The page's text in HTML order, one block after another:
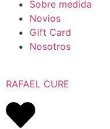
Sobre medida
Novios
Gift Card
Nosotros
RAFAEL CURE